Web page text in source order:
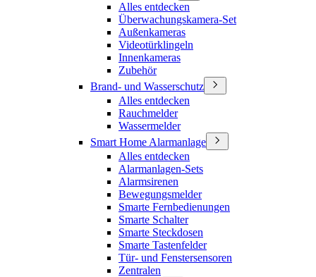
Alles entdecken
Überwachungskamera-Set
Außenkameras
Videotürklingeln
Innenkameras
Zubehör
Brand- und Wasserschutz
Alles entdecken
Rauchmelder
Wassermelder
Smart Home Alarmanlage
Alles entdecken
Alarmanlagen-Sets
Alarmsirenen
Bewegungsmelder
Smarte Fernbedienungen
Smarte Schalter
Smarte Steckdosen
Smarte Tastenfelder
Tür- und Fenstersensoren
Zentralen